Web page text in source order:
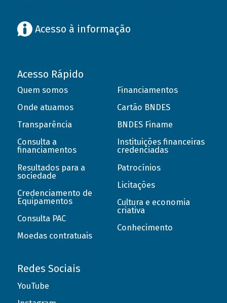
Acesso à informação
Acesso Rápido
Quem somos
Onde atuamos
Transparência
Consulta a
financiamentos
Resultados para a
sociedade
Credenciamento de
Equipamentos
Consulta PAC
Moedas contratuais
Financiamentos
Cartão BNDES
BNDES Finame
Instituições financeiras
credenciadas
Patrocínios
Licitações
Cultura e economia
criativa
Conhecimento
Redes Sociais
YouTube